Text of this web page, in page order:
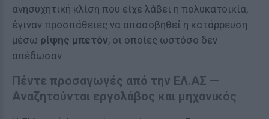
ανησυχητική κλίση που είχε λάβει η πολυκατοικία,
έγιναν προσπάθειες να αποσοβηθεί η κατάρρευση
μέσω ρίψης μπετόν, οι οποίες ωστόσο δεν
απέδωσαν.
Πέντε προσαγωγές από την ΕΛ.ΑΣ —
Αναζητούνται εργολάβος και μηχανικός